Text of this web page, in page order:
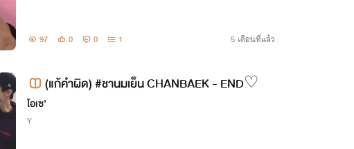
97 0 0 1 5 เดือนที่แล้ว
(แก้คำผิด) #ชานมเย็น CHANBAEK - END♡
โอเซ’
Y